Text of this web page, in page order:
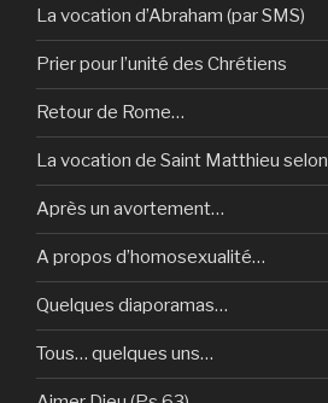
La vocation d’Abraham (par SMS)
Prier pour l’unité des Chrétiens
Retour de Rome…
La vocation de Saint Matthieu
Après un avortement…
A propos d’homosexualité…
Quelques diaporamas…
Tous… quelques uns…